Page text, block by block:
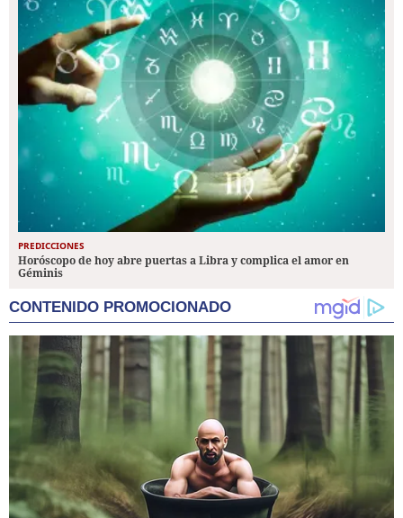
PREDICCIONES
Horóscopo de hoy abre puertas a Libra y complica el amor en
Géminis
CONTENIDO PROMOCIONADO